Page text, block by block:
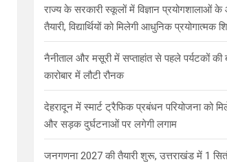
राज्य के सरकारी स्कूलों में विज्ञान प्रयोगशालाओं
तैयारी, विद्यार्थियों को मिलेगी आधुनिक प्रयोगात्मक
नैनीताल और मसूरी में सप्ताहांत से पहले पर्यटकों की
कारोबार में लौटी रौनक
देहरादून में स्मार्ट ट्रैफिक प्रबंधन परियोजना को
और सड़क दुर्घटनाओं पर लगेगी लगाम
जनगणना 2027 की तैयारी शुरू, उत्तराखंड में 1